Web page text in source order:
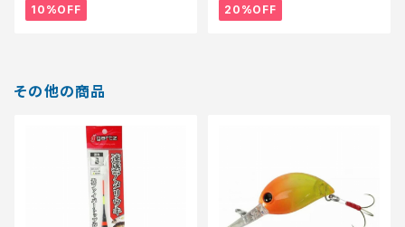
10%OFF 20%OFF
その他の商品